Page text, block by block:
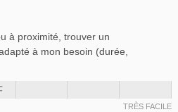
à proximité, trouver un
à mon besoin (durée,
TRÈS FACILE